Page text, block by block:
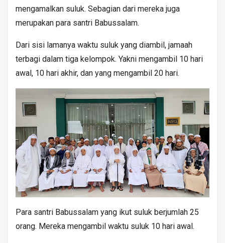
mengamalkan suluk. Sebagian dari mereka juga
merupakan para santri Babussalam.
Dari sisi lamanya waktu suluk yang diambil, jamaah
terbagi dalam tiga kelompok. Yakni mengambil 10 hari
awal, 10 hari akhir, dan yang mengambil 20 hari.
Para santri Babussalam yang ikut suluk berjumlah 25
orang. Mereka mengambil waktu suluk 10 hari awal.